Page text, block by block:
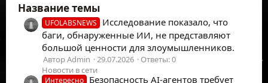
Название темы
UFOLABSNEWS
Исследование показало, что
баги, обнаруженные ИИ, не представляют
большой ценности для злоумышленников.
Автор Admin 29.07.2026
Ответы: 0
Новости в сети
Интересно Безопасность AI-агентов требует